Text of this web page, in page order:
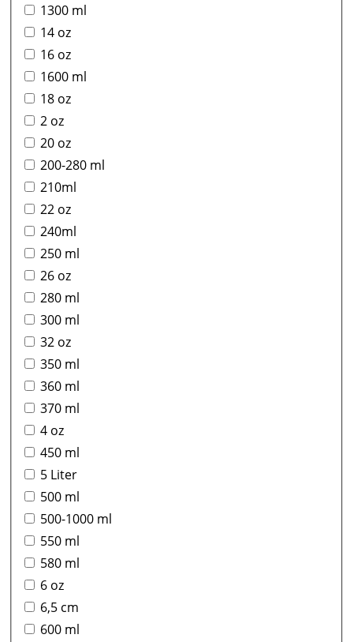
1300 ml
14 oz
16 oz
1600 ml
18 oz
2 oz
20 oz
200-280 ml
210ml
22 oz
240ml
250 ml
26 oz
280 ml
300 ml
32 oz
350 ml
360 ml
370 ml
4 oz
450 ml
5 Liter
500 ml
500-1000 ml
550 ml
580 ml
6 oz
6,5 cm
600 ml